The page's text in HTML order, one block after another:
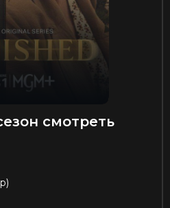
смотреть